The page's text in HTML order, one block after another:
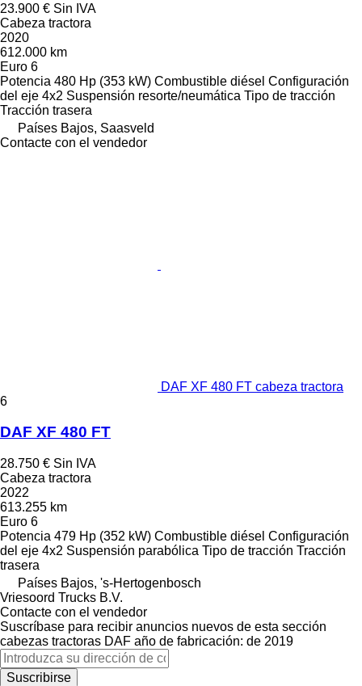
23.900 € Sin IVA
Cabeza tractora
2020
612.000 km
Euro 6
Potencia 480 Hp (353 kW) Combustible diésel Configuración
del eje 4x2 Suspensión resorte/neumática Tipo de tracción
Tracción trasera
Países Bajos, Saasveld
Contacte con el vendedor
DAF XF 480 FT cabeza tractora
6
DAF XF 480 FT
28.750 € Sin IVA
Cabeza tractora
2022
613.255 km
Euro 6
Potencia 479 Hp (352 kW) Combustible diésel Configuración
del eje 4x2 Suspensión parabólica Tipo de tracción Tracción
trasera
Países Bajos, 's-Hertogenbosch
Vriesoord Trucks B.V.
Contacte con el vendedor
Suscríbase para recibir anuncios nuevos de esta sección
cabezas tractoras DAF año de fabricación: de 2019
Suscribirse